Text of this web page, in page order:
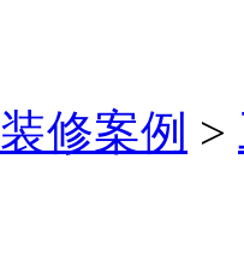
装修案例 >